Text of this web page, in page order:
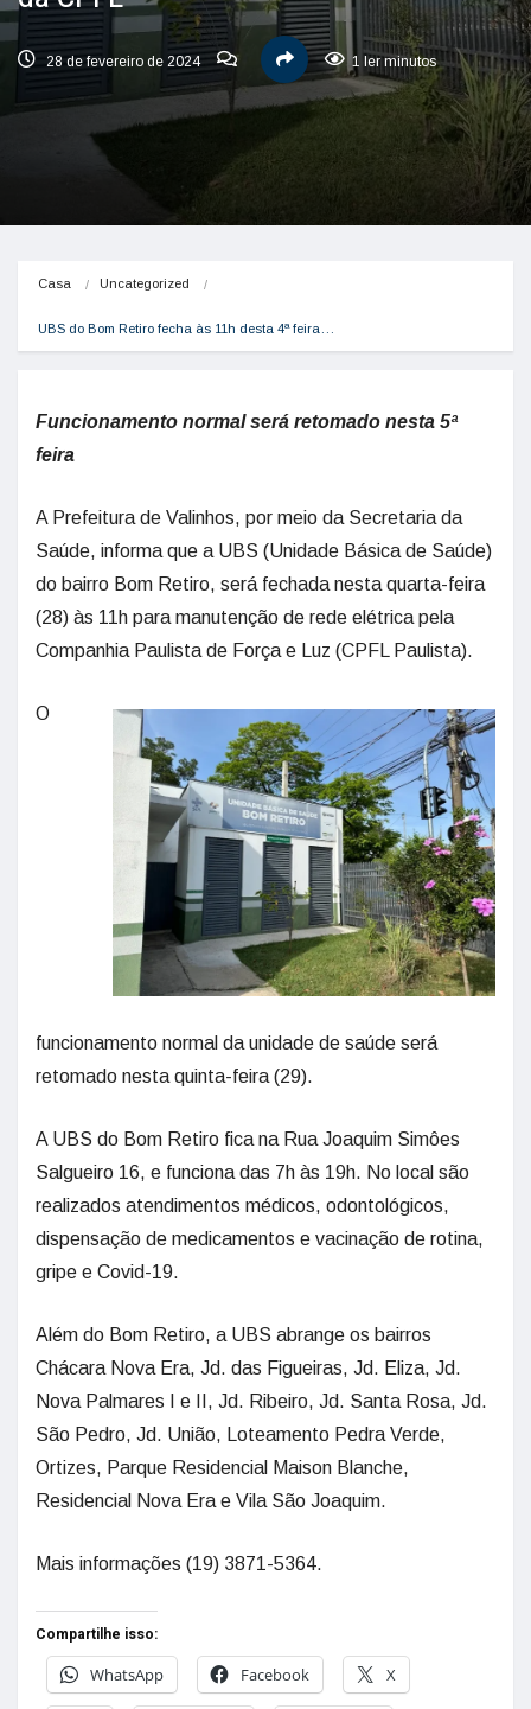
28 de fevereiro de 2024 1 ler minutos
Casa Uncategorized
UBS do Bom Retiro fecha às 11h desta 4ª feira…
Funcionamento normal será retomado nesta 5ª
feira
A Prefeitura de Valinhos, por meio da Secretaria da
Saúde, informa que a UBS (Unidade Básica de Saúde)
do bairro Bom Retiro, será fechada nesta quarta-feira
(28) às 11h para manutenção de rede elétrica pela
Companhia Paulista de Força e Luz (CPFL Paulista).
O
funcionamento normal da unidade de saúde será
retomado nesta quinta-feira (29).
A UBS do Bom Retiro fica na Rua Joaquim Simôes
Salgueiro 16, e funciona das 7h às 19h. No local são
realizados atendimentos médicos, odontológicos,
dispensação de medicamentos e vacinação de rotina,
gripe e Covid-19.
Além do Bom Retiro, a UBS abrange os bairros
Chácara Nova Era, Jd. das Figueiras, Jd. Eliza, Jd.
Nova Palmares I e II, Jd. Ribeiro, Jd. Santa Rosa, Jd.
São Pedro, Jd. União, Loteamento Pedra Verde,
Ortizes, Parque Residencial Maison Blanche,
Residencial Nova Era e Vila São Joaquim.
Mais informações (19) 3871-5364.
Compartilhe isso:
WhatsApp
Facebook X